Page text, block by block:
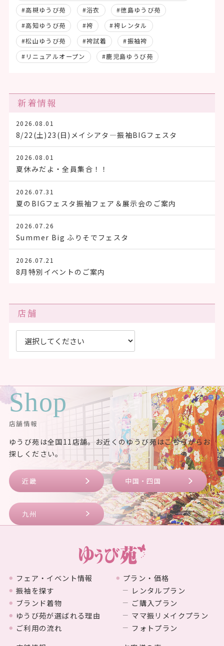
#高槻ゆうび苑
#浴衣
#徳島ゆうび苑
#高知ゆうび苑
#袴
#袴レンタル
#松山ゆうび苑
#袴試着
#振袖袴
#リニュアルオープン
#鹿児島ゆうび苑
新着情報
2026.08.01
8/22(土)23(日)メイシアタ―振袖BIGフェスタ
2026.08.01
夏休みだよ・全員集合！！
2026.07.31
夏のBIGフェスタ振袖フェア＆展示会のご案内
2026.07.26
Summer Big ふりそでフェスタ
2026.07.21
8月特別イベントのご案内
店舗
Shop
店舗情報
ゆうび苑は全国11店舗。お近くのゆうび苑はこちらからお
探しください。
近畿 中国・四国
九州
フェア・イベント情報
振袖を探す
ブランド着物
ゆうび苑が選ばれる理由
ご利用の流れ
プラン・価格
レンタルプラン
ご購入プラン
ママ振リメイクプラン
フォトプラン